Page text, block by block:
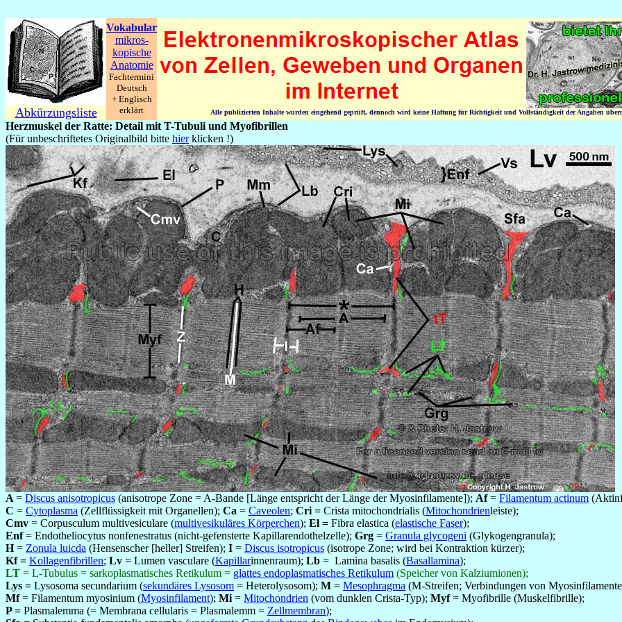
Abkürzungsliste
Vokabular
mikros-
kopische
Anatomie
Fachtermini
Deutsch
+ Englisch
erklärt
Alle publizierten Inhalte wurden eingehend geprüft, dennoch wird keine Haftung für Richtigkeit und Vollständigkeit der Angaben
Herzmuskel der Ratte: Detail mit T-Tubuli und Myofibrillen
(Für unbeschriftetes Originalbild bitte hierklicken !)
A = Discus anisotropicus (anisotrope Zone = A-Bande [Länge entspricht der Länge der Myosinfilamente]); Af= Filamentum actinum
C = Cytoplasma (Zellflüssigkeit mit Organellen); Ca = Caveolen; Cri = Crista mitochondrialis (Mitochondrienleiste);
Cmv = Corpusculum multivesiculare (multivesikuläres Körperchen); El = Fibra elastica (elastische Faser);
Enf= Endotheliocytus nonfenestratus (nicht-gefensterte Kapillarendothelzelle); Grg = Granula glycogeni (Glykogengranula);
H= Zonula luicda (Hensenscher [heller] Streifen); I = Discus isotropicus (isotrope Zone; wird bei Kontraktion kürzer);
Kf = Kollagenfibrillen; Lv = Lumen vasculare (Kapillarinnenraum); Lb = Lamina basalis (Basallamina);
LT = L-Tubulus = sarkoplasmatisches Retikulum = glattes endoplasmatisches Retikulum (Speicher von Kalziumionen);
Lys = Lysosoma secundarium (sekundäres Lysosom = Heterolysosom); M = Mesophragma (M-Streifen; Verbindungen von
Mf= Filamentum myosinium (Myosinfilament); Mi = Mitochondrien (vom dunklen Crista-Typ); Myf= Myofibrille (Muskelfibrille);
P = Plasmalemma (= Membrana cellularis = Plasmalemm = Zellmembran);